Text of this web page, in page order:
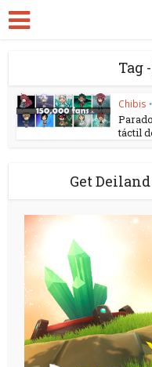
Tag
Chibis •
táctil
Get